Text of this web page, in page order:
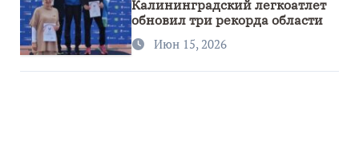
Калининградский легкоатлет
обновил три рекорда области
Июн 15, 2026